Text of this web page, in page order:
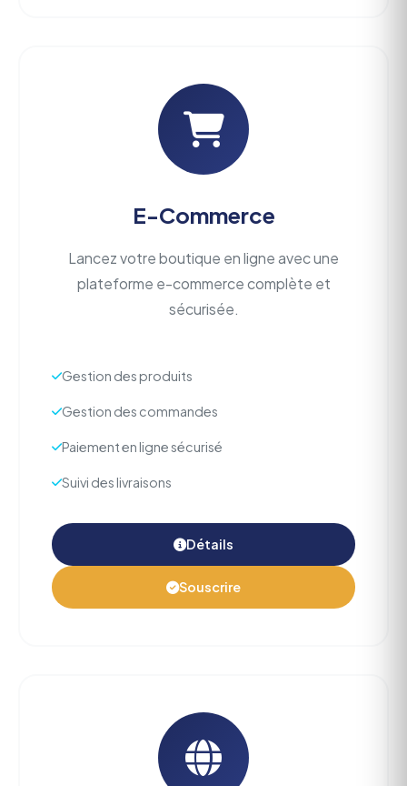
E-Commerce
Lancez votre boutique en ligne avec une
plateforme e-commerce complète et
sécurisée.
Gestion des produits
Gestion des commandes
Paiement en ligne sécurisé
Suivi des livraisons
Détails
Souscrire